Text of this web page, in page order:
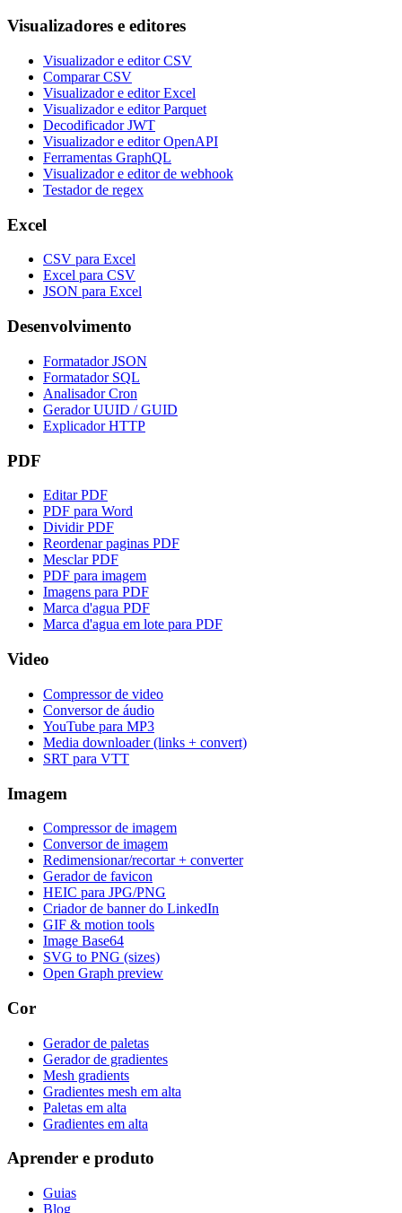
Visualizadores e editores
Visualizador e editor CSV
Comparar CSV
Visualizador e editor Excel
Visualizador e editor Parquet
Decodificador JWT
Visualizador e editor OpenAPI
Ferramentas GraphQL
Visualizador e editor de webhook
Testador de regex
Excel
CSV para Excel
Excel para CSV
JSON para Excel
Desenvolvimento
Formatador JSON
Formatador SQL
Analisador Cron
Gerador UUID / GUID
Explicador HTTP
PDF
Editar PDF
PDF para Word
Dividir PDF
Reordenar paginas PDF
Mesclar PDF
PDF para imagem
Imagens para PDF
Marca d'agua PDF
Marca d'agua em lote para PDF
Video
Compressor de video
Conversor de áudio
YouTube para MP3
Media downloader (links + convert)
SRT para VTT
Imagem
Compressor de imagem
Conversor de imagem
Redimensionar/recortar + converter
Gerador de favicon
HEIC para JPG/PNG
Criador de banner do LinkedIn
GIF & motion tools
Image Base64
SVG to PNG (sizes)
Open Graph preview
Cor
Gerador de paletas
Gerador de gradientes
Mesh gradients
Gradientes mesh em alta
Paletas em alta
Gradientes em alta
Aprender e produto
Guias
Blog